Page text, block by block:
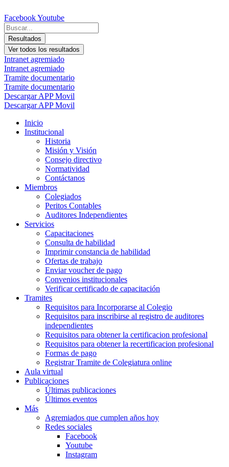
al
contenido
FacebookYoutube
Search
...Resultados
Ver todos los resultados
Intranet agremiado
Intranet agremiado
Tramite documentario
Tramite documentario
Descargar APP Movil
Descargar APP Movil
Inicio
Institucional
Historia
Misión y Visión
Consejo directivo
Normatividad
Contáctanos
Miembros
Colegiados
Peritos Contables
Auditores Independientes
Servicios
Capacitaciones
Consulta de habilidad
Imprimir constancia de habilidad
Ofertas de trabajo
Enviar voucher de pago
Convenios institucionales
Verificar certificado de capacitación
Tramites
Requisitos para Incorporarse al Colegio
Requisitos para inscribirse al registro de auditores
independientes
Requisitos para obtener la certificacion profesional
Requisitos para obtener la recertificacion profesional
Formas de pago
Registrar Tramite de Colegiatura online
Aula virtual
Publicaciones
Últimas publicaciones
Últimos eventos
Más
Agremiados que cumplen años hoy
Redes sociales
Facebook
Youtube
Instagram